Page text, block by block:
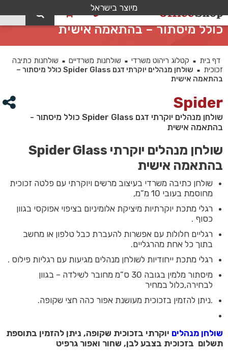
מיוצר בישראל
שולחן מנהלים יוקרתי דגם Spider Glass
כולל מיסתור – בהתאמה אישית
דף בית ■ קטלוג ריהוט משרדי ■ שולחנות משרדיים ■
שולחנות כתיבה
זכוכית
■
שולחן מנהלים יוקרתי דגם Spider Glass כולל מיסתור –
בהתאמה אישית
Spider
שולחן מנהלים יוקרתי דגם Spider Glass כולל מיסתור -
בהתאמה אישית
שולחן מנהלים יוקרתי Spider Glass
בהתאמה אישית
שולחן כתיבה משרדי בעיצוב מרשים ויוקרתי עם פלטה זכוכית
מחוסמת בעובי 10 מ”מ,
רגלי מתכת יוקרתיות מיציקת אלומיניום בציפוי אפוקסי בגוון
כסוף .
רגליים חלולות עם אפשרות להעברת כבל טלפון או מחשב
בתוך כל אחת מהרגליים.
רגלי מתכת ייחודיות לשולחן מנהלים מגיעות עם רגליות פילוס .
מיסתור מלמין בגובה 30 ס”מ מחובר לשילדה – בגוון
לבחירה,כלול במחיר
.ניתן להזמין בזכוכית מעושנת אפור כהה חצי שקופה.
שולחן מנהלים יוקרתי בזכוכית שקופה, ניתן להזמין בתוספת
תשלום בזכוכית בצבע לבן, שחור ואפור גרפיט